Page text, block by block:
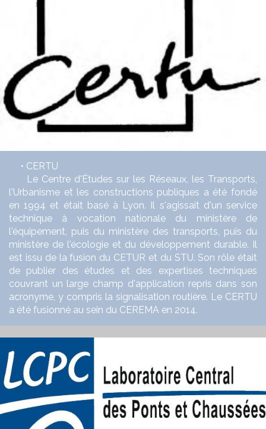
• CERTU
Le Centre d'Études sur les Réseaux, les Transports,
l'Urbanisme et les constructions publiques a été fondé
en 1994 et était basé à Lyon. Il s'agissait d'un service
technique à vocation nationale du ministère de
l'équipement, puis du ministère des transports, puis du
ministère de l'écologie et du développement durable. Il
est issu de la fusion du CETUR et du STU. Son rôle était
de publier des études et des expertises techniques
couvrant un large champ d'application repris dans son
acronyme, y compris la signalisation routière. Le CERTU
a été fusionné au sein du CEREMA en 2014.